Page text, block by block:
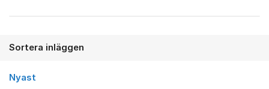
Sortera inläggen
Nyast